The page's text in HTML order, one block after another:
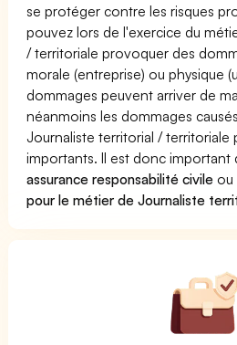
se protéger contre les risques
pouvez lors de l'exercice du
/ territoriale provoquer des
morale (entreprise) ou physique
dommages peuvent arriver de
néanmoins les dommages
Journaliste territorial / territoriale
importants. Il est donc important
assurance responsabilité civile ou
pour le métier de Journaliste